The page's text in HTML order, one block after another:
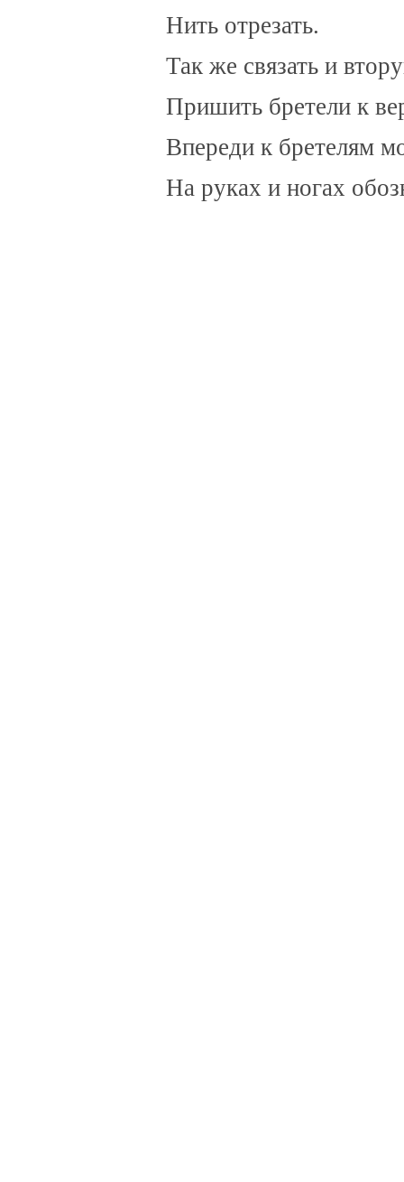
Нить отрезать.
Так же связать и
Пришить бретели к
Впереди к бретелям
На руках и ногах